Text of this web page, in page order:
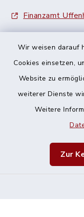
Wir weisen darauf
Cookies einsetzen,
Website zu
weiterer Dienste
Weitere
Zur
Finanzamt